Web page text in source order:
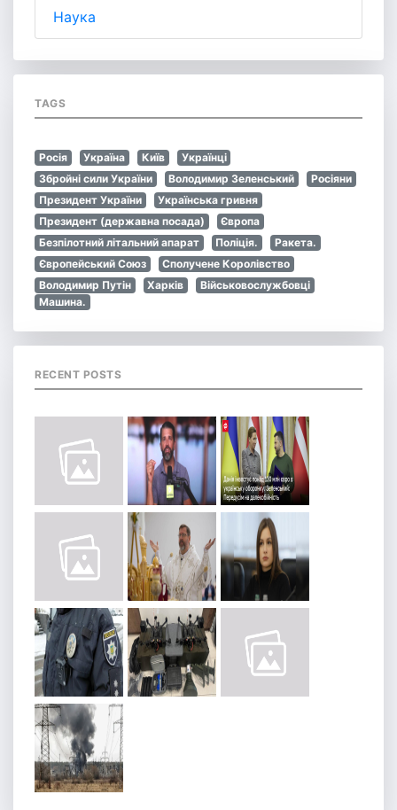
Наука
TAGS
Росія Україна Київ
Українці
Збройні сили України
Володимир Зеленський
Росіяни
Президент України
Українська гривня
Президент (державна посада)
Європа
Безпілотний літальний апарат
Поліція.
Ракета.
Європейський Союз
Сполучене Королівство
Володимир Путін
Харків
Військовослужбовці
Машина.
RECENT POSTS